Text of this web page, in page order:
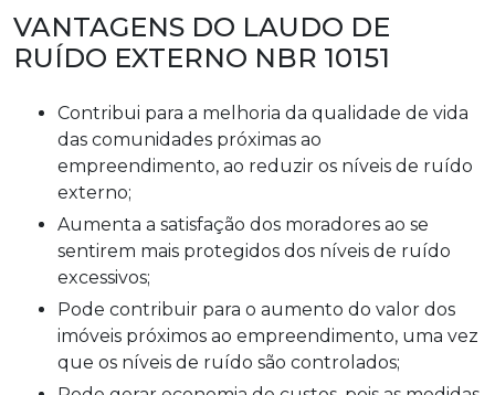
VANTAGENS DO LAUDO DE
RUÍDO EXTERNO NBR 10151
Contribui para a melhoria da qualidade de vida
das comunidades próximas ao
empreendimento, ao reduzir os níveis de ruído
externo;
Aumenta a satisfação dos moradores ao se
sentirem mais protegidos dos níveis de ruído
excessivos;
Pode contribuir para o aumento do valor dos
imóveis próximos ao empreendimento, uma vez
que os níveis de ruído são controlados;